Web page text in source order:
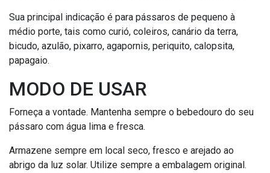
Sua principal indicação é para pássaros de pequeno à
médio porte, tais como curió, coleiros, canário da terra,
bicudo, azulão, pixarro, agapornis, periquito, calopsita,
papagaio.
MODO DE USAR
Forneça a vontade. Mantenha sempre o bebedouro do seu
pássaro com água lima e fresca.
Armazene sempre em local seco, fresco e arejado ao
abrigo da luz solar. Utilize sempre a embalagem original.